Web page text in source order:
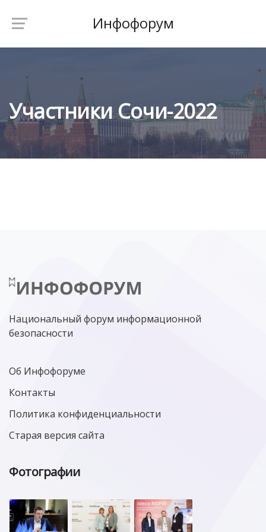
Инфофорум
Участники Сочи-2022
Национальный форум информационной
безопасности
Об Инфофоруме
Контакты
Политика конфиденциальности
Старая версия сайта
Фотографии